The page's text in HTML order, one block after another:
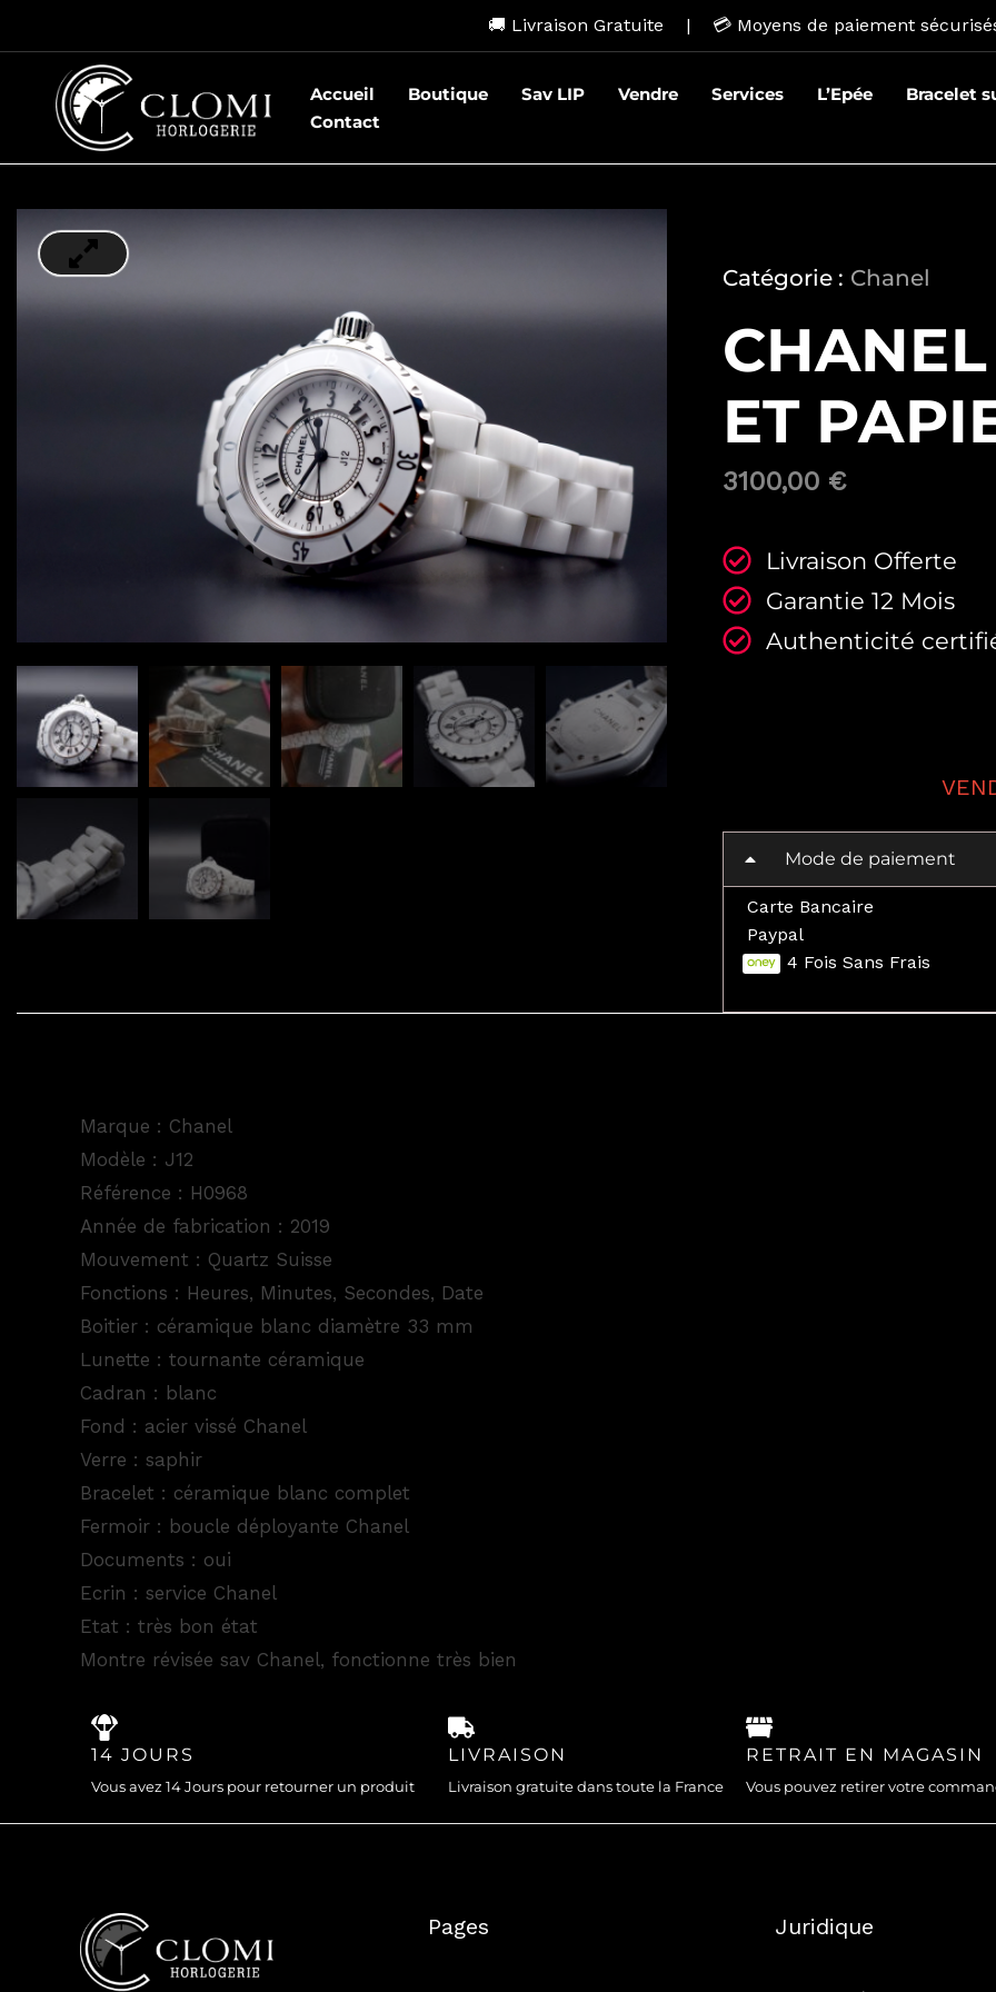
contenu
🚚 Livraison Gratuite | 💳 Moyens de paiement
Accueil Boutique Sav LIP Vendre Services L’Epée
Bracelet
Contact
Catégorie : Chanel
ET
3100,00 €
Livraison Offerte
Garantie 12 Mois
Authenticité
Mode de paiement
Carte Bancaire
Paypal
4 Fois Sans Frais
Marque : Chanel
Modèle : J12
Référence : H0968
Année de fabrication : 2019
Mouvement : Quartz Suisse
Fonctions : Heures, Minutes, Secondes, Date
Boitier : céramique blanc diamètre 33 mm
Lunette : tournante céramique
Cadran : blanc
Fond : acier vissé Chanel
Verre : saphir
Bracelet : céramique blanc complet
Fermoir : boucle déployante Chanel
Documents : oui
Ecrin : service Chanel
Etat : très bon état
Montre révisée sav Chanel, fonctionne très bien
14 JOURS
Vous avez 14 Jours pour retourner un produit
LIVRAISON
Livraison gratuite dans toute la France
RETRAIT EN MAGASIN
Vous pouvez retirer votre
Pages Juridique